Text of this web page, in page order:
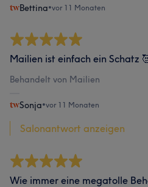
Bettina•vor 11 Monaten
Mailien ist einfach ein Schatz
Behandelt von Mailien
Sonja•vor 11 Monaten
Salonantwort anzeigen
Wie immer eine megatolle